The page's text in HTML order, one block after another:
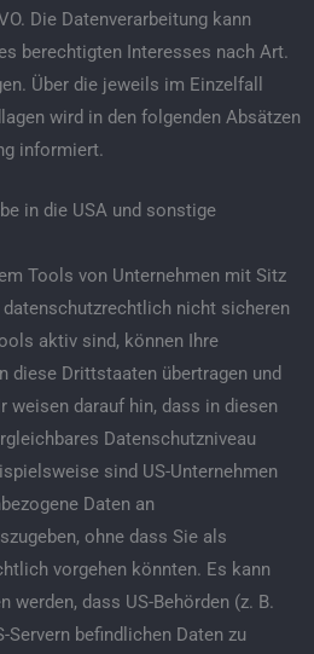
Die Datenverarbeitung kann
berechtigten Interesses nach Art.
Über die jeweils im Einzelfall
wird in den folgenden Absätzen
informiert.
in die USA und sonstige
Tools von Unternehmen mit Sitz
nicht sicheren
aktiv sind, können Ihre
diese Drittstaaten übertragen und
weisen darauf hin, dass in diesen
Datenschutzniveau
sind US-Unternehmen
Daten an
ohne dass Sie als
vorgehen könnten. Es kann
werden, dass US-Behörden (z. B.
Servern befindlichen Daten zu